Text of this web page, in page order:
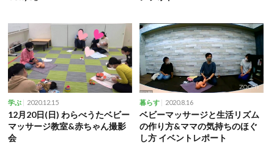
学ぶ 2020.12.15
12月20日(日) わらべうたベビー
マッサージ教室&赤ちゃん撮影
会
暮らす 2020.8.16
ベビーマッサージと生活リズム
の作り方&ママの気持ちのほぐ
し方 イベントレポート